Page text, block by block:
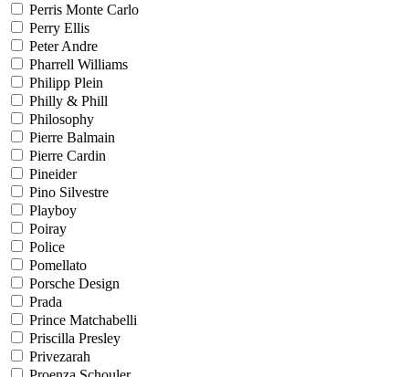
Perris Monte Carlo
Perry Ellis
Peter Andre
Pharrell Williams
Philipp Plein
Philly & Phill
Philosophy
Pierre Balmain
Pierre Cardin
Pineider
Pino Silvestre
Playboy
Poiray
Police
Pomellato
Porsche Design
Prada
Prince Matchabelli
Priscilla Presley
Privezarah